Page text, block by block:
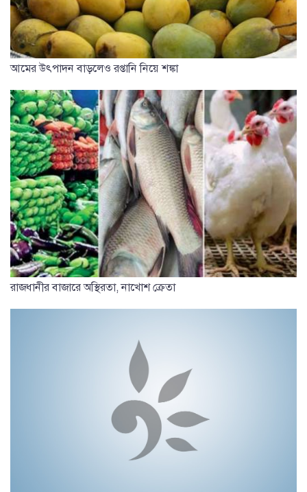
আমের উৎপাদন বাড়লেও রপ্তানি নিয়ে শঙ্কা
রাজধানীর বাজারে অস্থিরতা, নাখোশ ক্রেতা
সোনার দাম ভরিতে ২২১৬ টাকা কমলো